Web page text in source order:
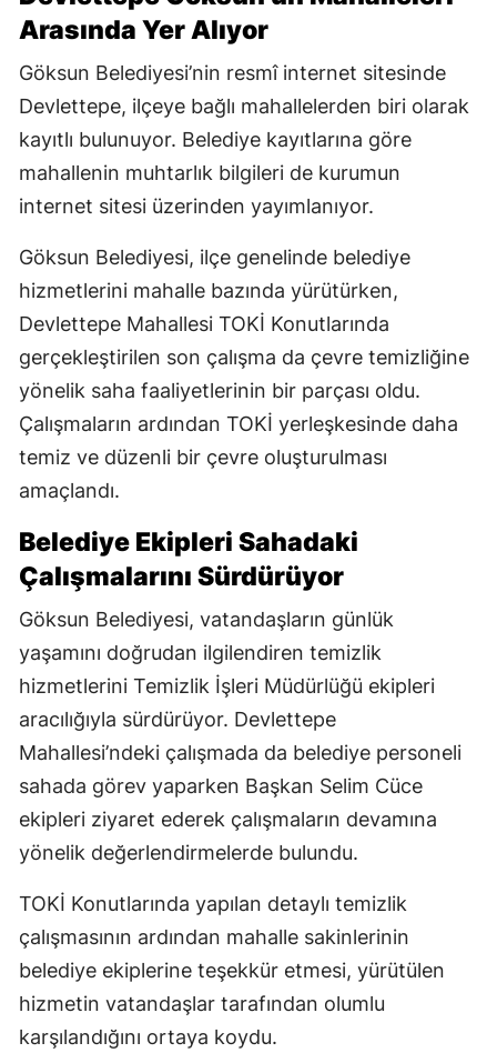
Arasında Yer Alıyor
Göksun Belediyesi’nin resmî internet sitesinde
Devlettepe, ilçeye bağlı mahallelerden biri olarak
kayıtlı bulunuyor. Belediye kayıtlarına göre
mahallenin muhtarlık bilgileri de kurumun
internet sitesi üzerinden yayımlanıyor.
Göksun Belediyesi, ilçe genelinde belediye
hizmetlerini mahalle bazında yürütürken,
Devlettepe Mahallesi TOKİ Konutlarında
gerçekleştirilen son çalışma da çevre temizliğine
yönelik saha faaliyetlerinin bir parçası oldu.
Çalışmaların ardından TOKİ yerleşkesinde daha
temiz ve düzenli bir çevre oluşturulması
amaçlandı.
Belediye Ekipleri Sahadaki
Çalışmalarını Sürdürüyor
Göksun Belediyesi, vatandaşların günlük
yaşamını doğrudan ilgilendiren temizlik
hizmetlerini Temizlik İşleri Müdürlüğü ekipleri
aracılığıyla sürdürüyor. Devlettepe
Mahallesi’ndeki çalışmada da belediye personeli
sahada görev yaparken Başkan Selim Cüce
ekipleri ziyaret ederek çalışmaların devamına
yönelik değerlendirmelerde bulundu.
TOKİ Konutlarında yapılan detaylı temizlik
çalışmasının ardından mahalle sakinlerinin
belediye ekiplerine teşekkür etmesi, yürütülen
hizmetin vatandaşlar tarafından olumlu
karşılandığını ortaya koydu.